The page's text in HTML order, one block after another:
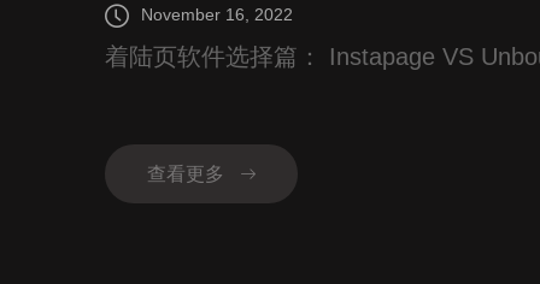
November 16, 2022
着陆页软件选择篇： Instapage VS
查看更多